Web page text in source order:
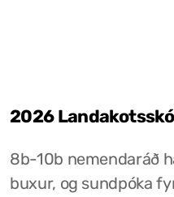
2026
8b-10b nemendaráð
buxur, og sundpóka